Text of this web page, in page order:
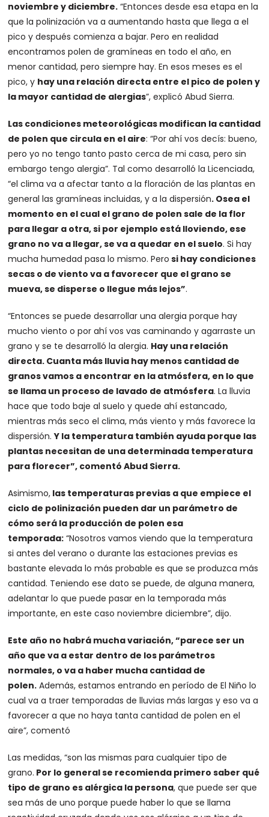
noviembre y diciembre. “Entonces desde esa etapa en la
que la polinización va a aumentando hasta que llega a el
pico y después comienza a bajar. Pero en realidad
encontramos polen de gramíneas en todo el año, en
menor cantidad, pero siempre hay. En esos meses es el
pico, y hay una relación directa entre el pico de polen y
la mayor cantidad de alergias”, explicó Abud Sierra.
Las condiciones meteorológicas modifican la cantidad
de polen que circula en el aire: “Por ahí vos decís: bueno,
pero yo no tengo tanto pasto cerca de mi casa, pero sin
embargo tengo alergia”. Tal como desarrolló la Licenciada,
“el clima va a afectar tanto a la floración de las plantas en
general las gramíneas incluidas, y a la dispersión. Osea el
momento en el cual el grano de polen sale de la flor
para llegar a otra, si por ejemplo está lloviendo, ese
grano no va a llegar, se va a quedar en el suelo. Si hay
mucha humedad pasa lo mismo. Pero si hay condiciones
secas o de viento va a favorecer que el grano se
mueva, se disperse o llegue más lejos”.
“Entonces se puede desarrollar una alergia porque hay
mucho viento o por ahí vos vas caminando y agarraste un
grano y se te desarrolló la alergia. Hay una relación
directa. Cuanta más lluvia hay menos cantidad de
granos vamos a encontrar en la atmósfera, en lo que
se llama un proceso de lavado de atmósfera. La lluvia
hace que todo baje al suelo y quede ahí estancado,
mientras más seco el clima, más viento y más favorece la
dispersión.Y la temperatura también ayuda porque las
plantas necesitan de una determinada temperatura
para florecer”, comentó Abud Sierra.
Asimismo, las temperaturas previas a que empiece el
ciclo de polinización pueden dar un parámetro de
cómo será la producción de polen esa
temporada: “Nosotros vamos viendo que la temperatura
si antes del verano o durante las estaciones previas es
bastante elevada lo más probable es que se produzca más
cantidad. Teniendo ese dato se puede, de alguna manera,
adelantar lo que puede pasar en la temporada más
importante, en este caso noviembre diciembre”, dijo.
Este año no habrá mucha variación, “parece ser un
año que va a estar dentro de los parámetros
normales, o va a haber mucha cantidad de
polen. Además, estamos entrando en período de El Niño lo
cual va a traer temporadas de lluvias más largas y eso va a
favorecer a que no haya tanta cantidad de polen en el
aire”, comentó
Las medidas, “son las mismas para cualquier tipo de
grano. Por lo general se recomienda primero saber qué
tipo de grano es alérgica la persona, que puede ser que
sea más de uno porque puede haber lo que se llama